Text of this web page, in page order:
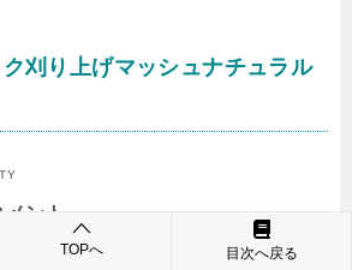
刈り上げマッシュナチュラル
ント
上げの前下がりマッシュに緩めス
TOPへ 目次へ戻る